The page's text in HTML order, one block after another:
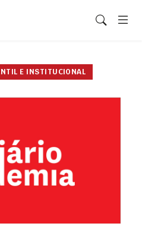
E INSTITUCIONAL